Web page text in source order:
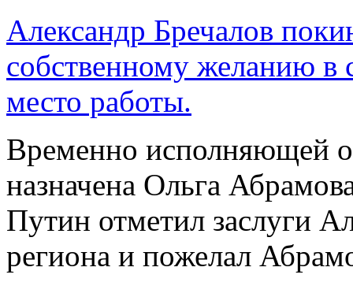
Александр Бречалов
собственному желанию в
место работы.
Временно исполняющей
назначена Ольга
Путин отметил заслуги
региона и пожелал